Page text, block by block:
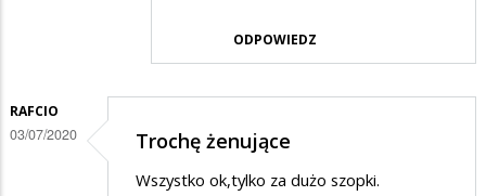
ODPOWIEDZ
RAFCIO
03/07/2020 Trochę żenujące
Wszystko ok,tylko za dużo szopki.